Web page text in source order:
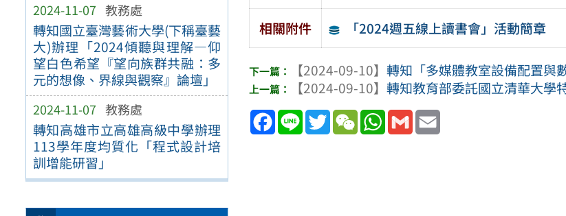
2024-11-07 教務處
轉知國立臺灣藝術大學(下稱臺藝
大)辦理「2024傾聽與理解—仰
望白色希望『望向族群共融：多
元的想像、界線與觀察』論壇」
2024-11-07 教務處
轉知高雄市立高雄高級中學辦理
113學年度均質化「程式設計培
訓增能研習」
相關附件 「2024週五線上讀書會」活動簡章
【2024-09-10】轉知「多媒體教室設備配置與
【2024-09-10】轉知教育部委託國立清華大學
Facebook
Line TwitterWeChatWhatsApp
Gmail